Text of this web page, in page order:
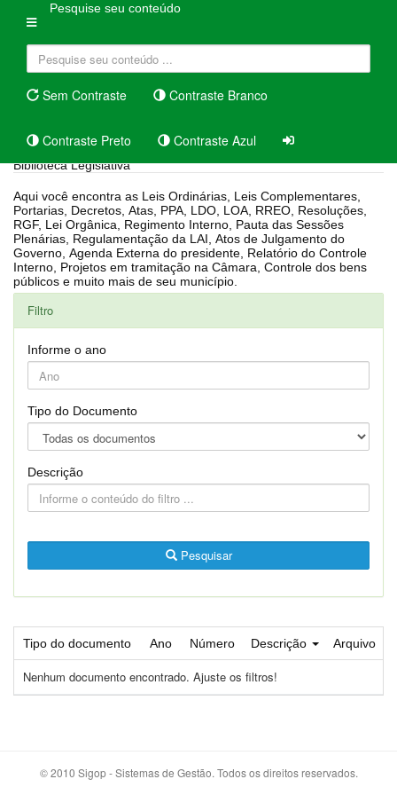
Pesquise seu conteúdo
Sem Contraste Contraste Branco
Contraste Preto Contraste Azul
Biblioteca Legislativa
Aqui você encontra as Leis Ordinárias, Leis Complementares,
Portarias, Decretos, Atas, PPA, LDO, LOA, RREO, Resoluções,
RGF, Lei Orgânica, Regimento Interno, Pauta das Sessões
Plenárias, Regulamentação da LAI, Atos de Julgamento do
Governo, Agenda Externa do presidente, Relatório do Controle
Interno, Projetos em tramitação na Câmara, Controle dos bens
públicos e muito mais de seu município.
Filtro
Informe o ano
Tipo do Documento
Descrição
Pesquisar
Tipo do documento Ano Número Descrição Arquivo
Nenhum documento encontrado. Ajuste os filtros!
© 2010 Sigop - Sistemas de Gestão. Todos os direitos reservados.